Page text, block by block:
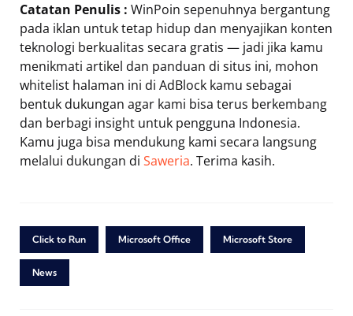
Catatan Penulis : WinPoin sepenuhnya bergantung
pada iklan untuk tetap hidup dan menyajikan konten
teknologi berkualitas secara gratis — jadi jika kamu
menikmati artikel dan panduan di situs ini, mohon
whitelist halaman ini di AdBlock kamu sebagai
bentuk dukungan agar kami bisa terus berkembang
dan berbagi insight untuk pengguna Indonesia.
Kamu juga bisa mendukung kami secara langsung
melalui dukungan di Saweria. Terima kasih.
Click to Run Microsoft Office Microsoft Store
News